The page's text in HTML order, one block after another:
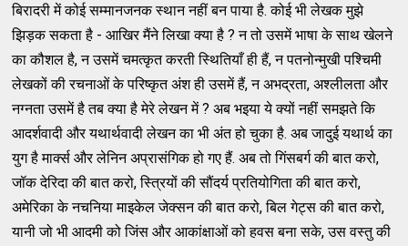
बिरादरी में कोई सम्मानजनक स्थान नहीं बन पाया है. कोई भी लेखक मुझे
झिड़क सकता है - आखिर मैंने लिखा क्या है ? न तो उसमें भाषा के साथ खेलने
का कौशल है, न उसमें चमत्कृत करती स्थितियाँ ही हैं, न पतनोन्मुखी पश्चिमी
लेखकों की रचनाओं के परिष्कृत अंश ही उसमें हैं, न अभद्रता, अश्लीलता और
नग्नता उसमें है तब क्या है मेरे लेखन में ? अब भइया ये क्यों नहीं समझते कि
आदर्शवादी और यथार्थवादी लेखन का भी अंत हो चुका है. अब जादुई यथार्थ का
युग है मार्क्स और लेनिन अप्रासंगिक हो गए हैं. अब तो गिंसबर्ग की बात करो,
जॉक देरिदा की बात करो, स्त्रियों की सौंदर्य प्रतियोगिता की बात करो,
अमेरिका के नचनिया माइकेल जेक्सन की बात करो, बिल गेट्स की बात करो,
यानी जो भी आदमी को जिंस और आकांक्षाओं को हवस बना सके, उस वस्तु की